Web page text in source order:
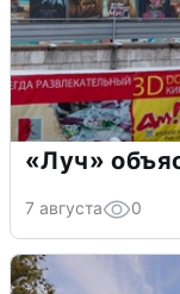
«Луч»
7 августа 0